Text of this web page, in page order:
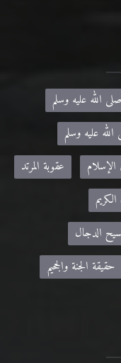
الله عليه وسلم
عليه وسلم
الإسلام
عقوبة المرتد
الدجال
حقيقة الجنة والجحيم